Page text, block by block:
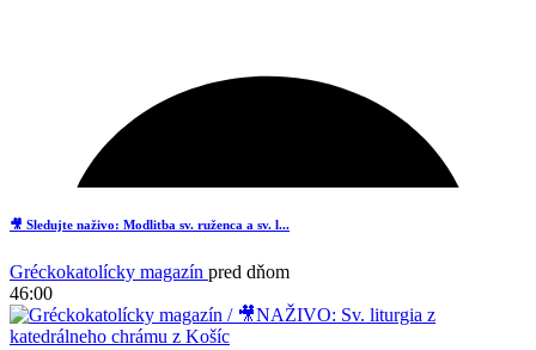
🎥 Sledujte naživo: Modlitba sv. ruženca a sv. l...
Gréckokatolícky magazín pred dňom
46:00